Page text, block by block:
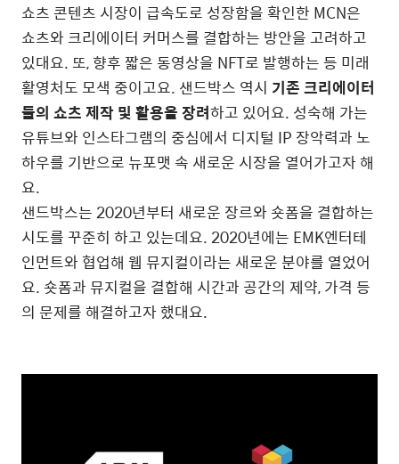
쇼츠 콘텐츠 시장이 급속도로 성장함을 확인한 MCN은
쇼츠와 크리에이터 커머스를 결합하는 방안을 고려하고
있대요. 또, 향후 짧은 동영상을 NFT로 발행하는 등 미래
활영처도 모색 중이고요. 샌드박스 역시 기존 크리에이터
들의 쇼츠 제작 및 활용을 장려하고 있어요. 성숙해 가는
유튜브와 인스타그램의 중심에서 디지털 IP 장악력과 노
하우를 기반으로 뉴포맷 속 새로운 시장을 열어가고자 해
요.
샌드박스는 2020년부터 새로운 장르와 숏폼을 결합하는
시도를 꾸준히 하고 있는데요. 2020년에는 EMK엔터테
인먼트와 협업해 웹 뮤지컬이라는 새로운 분야를 열었어
요. 숏폼과 뮤지컬을 결합해 시간과 공간의 제약, 가격 등
의 문제를 해결하고자 했대요.